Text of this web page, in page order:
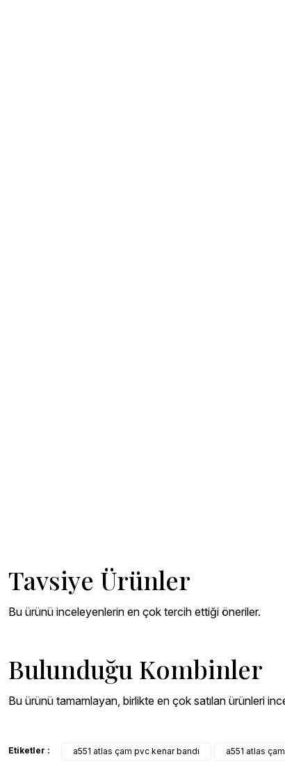
Tavsiye Ürünler
Bu ürünü inceleyenlerin en çok tercih ettiği öneriler.
Kargo Bedava
Stoktan Teslim
WhiteBlue
Bulunduğu Kombinler
Bu ürünü tamamlayan, birlikte en çok satılan ürünleri
Kargo Bedava
WhiteBlue
Etiketler : a551 atlas çam pvc kenar bandı a551 atlas çam